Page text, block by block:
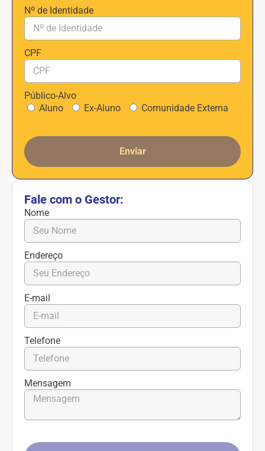
Nº de Identidade
CPF
Público-Alvo
Aluno
Ex-Aluno Comunidade Externa
Enviar
Fale com o Gestor:
Nome
Endereço
E-mail
Telefone
Mensagem